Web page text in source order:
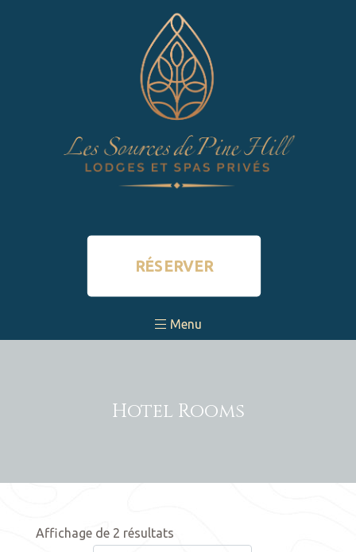
RÉSERVER
Menu
Hotel Rooms
Affichage de 2 résultats